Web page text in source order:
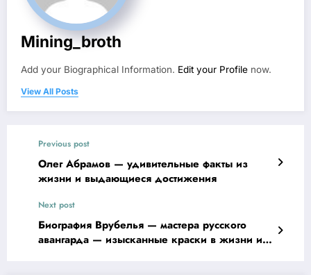
Mining_broth
Add your Biographical Information. Edit your Profile now.
View All Posts
Previous post
Олег Абрамов — удивительные факты из
жизни и выдающиеся достижения
Next post
Биография Врубелья — мастера русского
авангарда — изысканные краски в жизни и